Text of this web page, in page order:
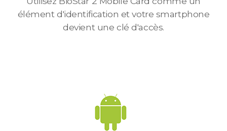
élément d'identification et votre smartphone
devient une clé d'accès.